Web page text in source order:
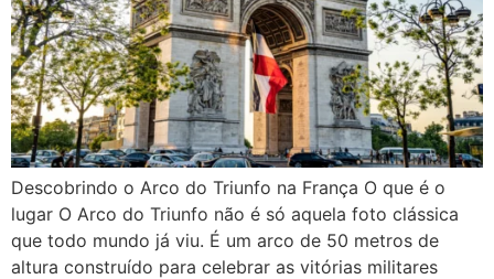
Descobrindo o Arco do Triunfo na França O que é o
lugar O Arco do Triunfo não é só aquela foto clássica
que todo mundo já viu. É um arco de 50 metros de
altura construído para celebrar as vitórias militares